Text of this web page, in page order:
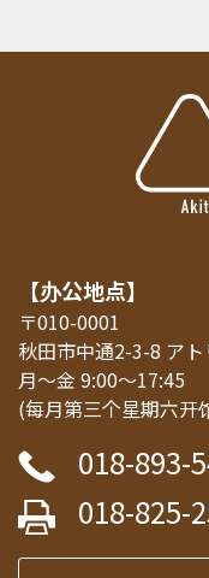
【办公地点】
〒010-0001
秋田市中通2-3-8 ア
月～金 9:00～17:45
(每月第三个星期六开
018-893-
018-825-